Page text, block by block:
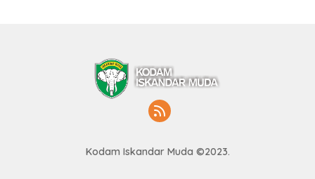
Kodam Iskandar Muda ©2023.